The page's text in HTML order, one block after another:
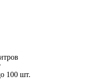
100 шт.